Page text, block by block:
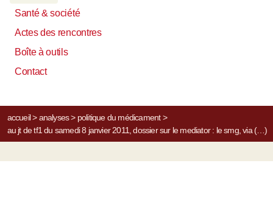
Santé & société
Actes des rencontres
Boîte à outils
Contact
accueil> analyses> politique du médicament>
au jt de tf1 du samedi 8 janvier 2011, dossier sur le mediator : le smg, via (…)